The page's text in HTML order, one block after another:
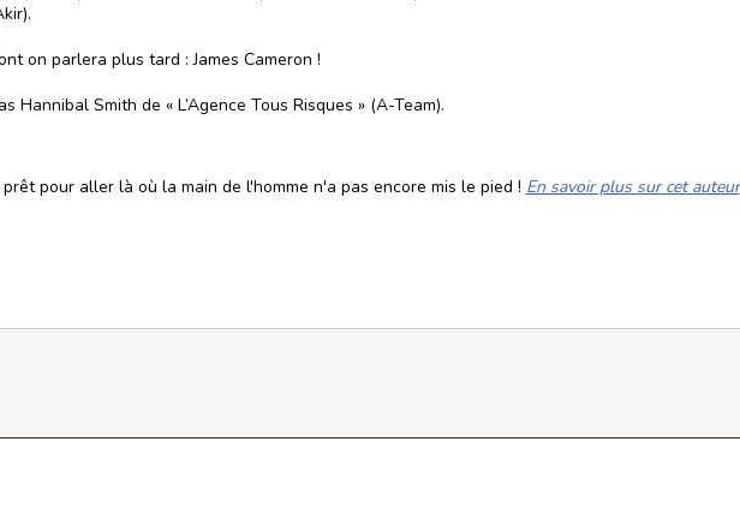
on parlera plus tard : James Cameron !
Smith de « L’Agence Tous Risques » (A-Team).
pour aller là où la main de l'homme n'a pas encore mis le pied ! En savoir plus sur cet auteur